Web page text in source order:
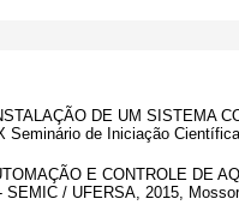
DE UM SISTEMA
de Iniciação
E CONTROLE DE
/ UFERSA, 2015,